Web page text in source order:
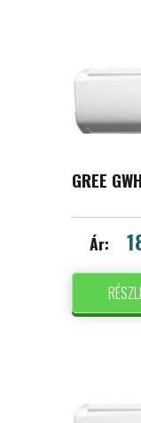
GREE
Ár: